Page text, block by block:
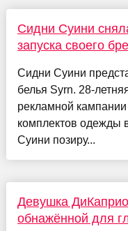
Сидни Суини
запуска своего
Сидни Суини
белья Syrn. 28-
рекламной кампании
комплектов одежды
Суини позиру...
Девушка
обнажённой для